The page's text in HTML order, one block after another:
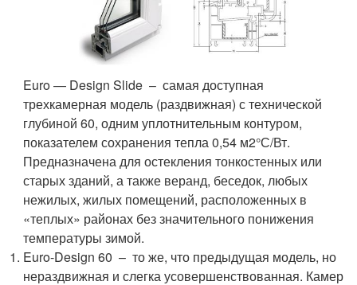
Euro — Design Slide – самая доступная
трехкамерная модель (раздвижная) с технической
глубиной 60, одним уплотнительным контуром,
показателем сохранения тепла 0,54 м2°С/Вт.
Предназначена для остекления тонкостенных или
старых зданий, а также веранд, беседок, любых
нежилых, жилых помещений, расположенных в
«теплых» районах без значительного понижения
температуры зимой.
Euro-Design 60 – то же, что предыдущая модель, но
нераздвижная и слегка усовершенствованная. Камер